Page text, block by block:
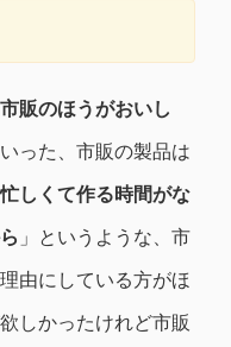
市販のほうがおいし
いった、市販の製品は
忙しくて作る時間がな
」というような、市
由にしている方がほ
しかったけれど市販